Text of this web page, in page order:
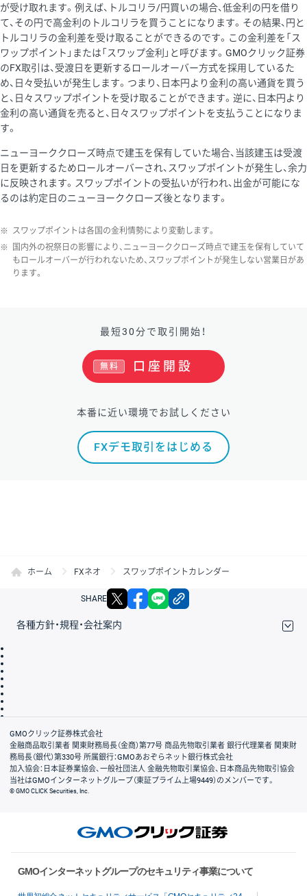
が受け取れます。例えば、トルコリラ/円買いの場合、低金利の円を借り
て、その円で高金利のトルコリラを買うことになります。その結果、円と
トルコリラの金利差を受け取ることができるのです。この金利差を「ス
ワップポイント」または「スワップ金利」と呼びます。GMOクリック証券
のFX取引は、受渡日を更新するロールオーバー方式を採用しているた
め、日々受払いが発生します。つまり、日本円より金利の高い通貨を買う
と、日々スワップポイントを受け取ることができます。逆に、日本円より
金利の高い通貨を売ると、日々スワップポイントを支払うことになりま
す。
ニューヨーククローズ時点で建玉を保有していた場合、当該建玉は受渡
日を更新するためロールオーバーされ、スワップポイントが発生し、余力
に反映されます。スワップポイントの受払いが行われ、出金が可能にな
るのは約定日のニューヨーククローズ後となります。
※ スワップポイントは各国の金利情勢により変動します。
※
国内外の祝祭日の影響により、ニューヨーククローズ時点で建玉を保有していて
もロールオーバーが行われないため、スワップポイントが発生しない営業日があ
ります。
最短30分で取引開始！
口座開設
無料
本番に近い環境でお試しください
FXデモ取引をはじめる
ホーム FXネオ スワップポイントカレンダー
SHARE X facebook
各種方針・規程・会社案内
会社案内
GMOクリック証券株式会社
金融商品取引業者 関東財務局長（金商）第77号 商品先物取引業者 銀行代理業者 関東財
務局長（銀代）第330号 所属銀行：GMOあおぞらネット銀行株式会社
加入協会：日本証券業協会、一般社団法人 金融先物取引業協会、日本商品先物取引協会
当社はGMOインターネットグループ（東証プライム上場9449）のメンバーです。
© GMO CLICK Securities, Inc.
GMOインターネットグループのセキュリティ事業について